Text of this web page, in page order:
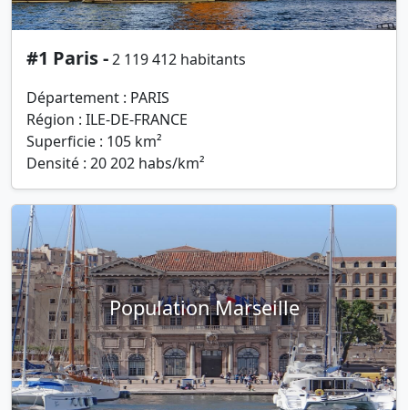
#1 Paris -2 119 412 habitants
Département : PARIS
Région : ILE-DE-FRANCE
Superficie : 105 km²
Densité : 20 202 habs/km²
Population Marseille